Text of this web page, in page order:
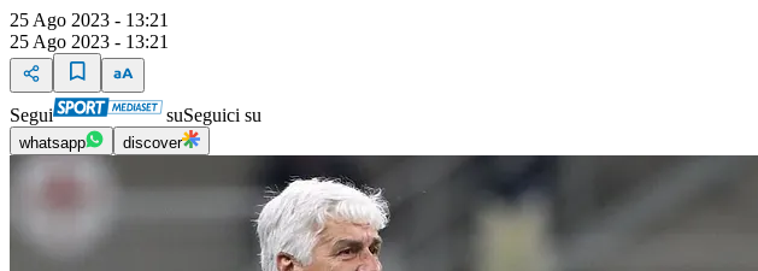
25 Ago 2023 - 13:21
25 Ago 2023 - 13:21
Segui suSeguici su
whatsapp discover